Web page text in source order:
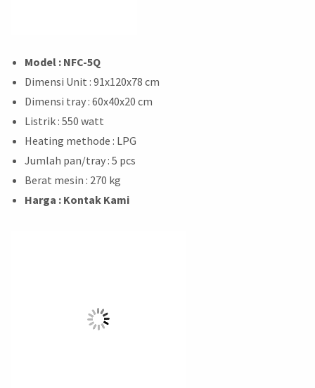
Model : NFC-5Q
Dimensi Unit : 91x120x78 cm
Dimensi tray : 60x40x20 cm
Listrik : 550 watt
Heating methode : LPG
Jumlah pan/tray : 5 pcs
Berat mesin : 270 kg
Harga : Kontak Kami